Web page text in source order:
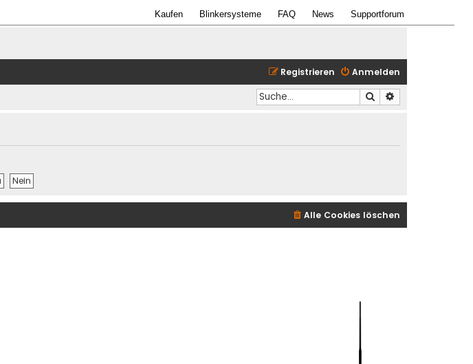
Kaufen Blinkersysteme FAQ News Supportforum
Anmelden
Registrieren
Suche
Alle Cookies löschen